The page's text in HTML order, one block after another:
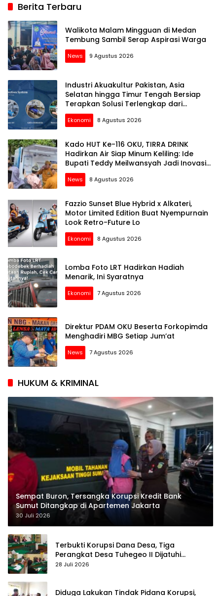
Berita Terbaru
Walikota Malam Mingguan di Medan
Tembung Sambil Serap Aspirasi Warga
News 9 Agustus 2026
Industri Akuakultur Pakistan, Asia
Selatan hingga Timur Tengah Bersiap
Terapkan Solusi Terlengkap dari
Indonesia
Ekonomi 8 Agustus 2026
Kado HUT Ke-116 OKU, TIRRA DRINK
Hadirkan Air Siap Minum Keliling: Ide
Bupati Teddy Meilwansyah Jadi Inovasi
Perumda Untuk Melayani Masyarakat
OKU
News 8 Agustus 2026
Lensa
Mata
Fazzio Sunset Blue Hybrid x Alkateri,
Motor Limited Edition Buat Nyempurnain
Look Retro-Future Lo
Ekonomi 8 Agustus 2026
Lomba Foto LRT Hadirkan Hadiah
Menarik, Ini Syaratnya
Ekonomi 7 Agustus 2026
Direktur PDAM OKU Beserta Forkopimda
Menghadiri MBG Setiap Jum’at
News 7 Agustus 2026
HUKUM & KRIMINAL
Sempat Buron, Tersangka Korupsi Kredit Bank
Sumut Ditangkap di Apartemen Jakarta
30 Juli 2026
Terbukti Korupsi Dana Desa, Tiga
Perangkat Desa Tuhegeo II Dijatuhi
Hukuman
28 Juli 2026
Diduga Lakukan Tindak Pidana Korupsi,